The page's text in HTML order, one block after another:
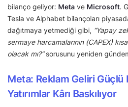
bilanço geliyor: Meta ve Microsoft.
Tesla ve Alphabet bilançoları
dağıtmaya yetmediği gibi, “Yapay
sermaye harcamalarının (CAPEX)
olacak mı?”sorusunu yeniden
Meta: Reklam Geliri Güçlü
Yatırımlar Kârı Baskılıyor